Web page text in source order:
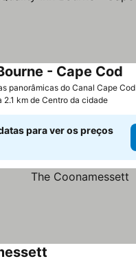
panorâmicas do Canal Cape Cod
- Cape Cod
2.1 km de Centro da cidade
para ver os preços